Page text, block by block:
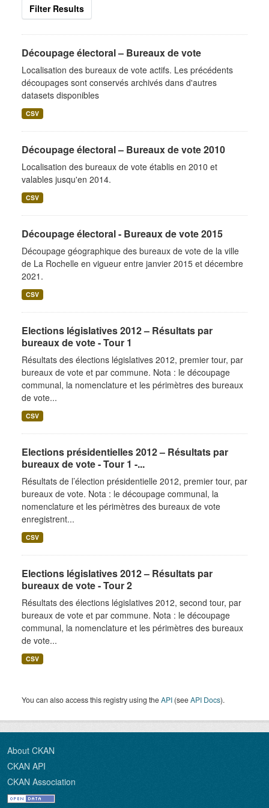
Filter Results
Découpage électoral – Bureaux de vote
Localisation des bureaux de vote actifs. Les précédents
découpages sont conservés archivés dans d'autres
datasets disponibles
CSV
Découpage électoral – Bureaux de vote 2010
Localisation des bureaux de vote établis en 2010 et
valables jusqu'en 2014.
CSV
Découpage électoral - Bureaux de vote 2015
Découpage géographique des bureaux de vote de la ville
de La Rochelle en vigueur entre janvier 2015 et décembre
2021.
CSV
Elections législatives 2012 – Résultats par
bureaux de vote - Tour 1
Résultats des élections législatives 2012, premier tour, par
bureaux de vote et par commune. Nota : le découpage
communal, la nomenclature et les périmètres des bureaux
de vote...
CSV
Elections présidentielles 2012 – Résultats par
bureaux de vote - Tour 1 -...
Résultats de l’élection présidentielle 2012, premier tour, par
bureaux de vote. Nota : le découpage communal, la
nomenclature et les périmètres des bureaux de vote
enregistrent...
CSV
Elections législatives 2012 – Résultats par
bureaux de vote - Tour 2
Résultats des élections législatives 2012, second tour, par
bureaux de vote et par commune. Nota : le découpage
communal, la nomenclature et les périmètres des bureaux
de vote...
CSV
You can also access this registry using theAPI (seeAPI Docs).
About CKAN
CKAN API
CKAN Association